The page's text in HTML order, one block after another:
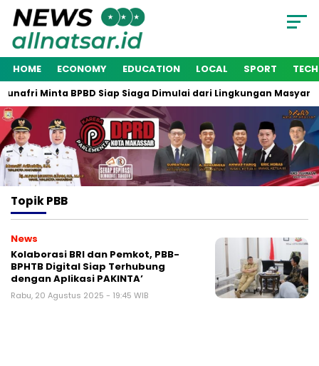
HOME ECONOMY EDUCATION LOCAL SPORT
Minta BPBD Siap Siaga Dimulai dari Lingkungan
TopikPBB
News
Kolaborasi BRI dan Pemkot, PBB-
BPHTB Digital Siap Terhubung
dengan Aplikasi PAKINTA’
Rabu, 20 Agustus 2025 - 19:45 WIB